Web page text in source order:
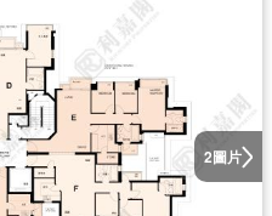
2圖片